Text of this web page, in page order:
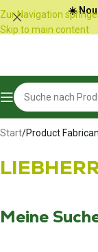
Cookie-Einstellungen
Zur Navigation
Skip to main content
☀️
Start/Product
Meine